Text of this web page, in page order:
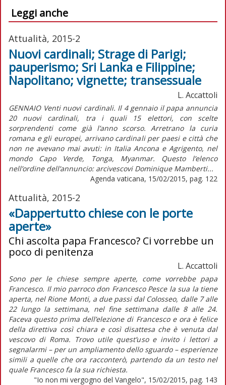
Leggi anche
Attualità, 2015-2
Nuovi cardinali; Strage di Parigi;
pauperismo; Sri Lanka e Filippine;
Napolitano; vignette; transessuale
L. Accattoli
GENNAIO Venti nuovi cardinali. Il 4 gennaio il papa annuncia
20 nuovi cardinali, tra i quali 15 elettori, con scelte
sorprendenti come già l’anno scorso. Arretrano la curia
romana e gli europei, arrivano cardinali per paesi e città che
non ne avevano mai avuti: in Italia Ancona e Agrigento, nel
mondo Capo Verde, Tonga, Myanmar. Questo l’elenco
nell’ordine dell’annuncio: arcivescovi Dominique Mamberti...
Agenda vaticana, 15/02/2015, pag. 122
Attualità, 2015-2
«Dappertutto chiese con le porte
aperte»
Chi ascolta papa Francesco? Ci vorrebbe un
poco di penitenza
L. Accattoli
Sono per le chiese sempre aperte, come vorrebbe papa
Francesco. Il mio parroco don Francesco Pesce la sua la tiene
aperta, nel Rione Monti, a due passi dal Colosseo, dalle 7 alle
22 lungo la settimana, nel fine settimana dalle 8 alle 24.
Faceva questo prima dell’elezione di Francesco e ora è felice
della direttiva così chiara e così disattesa che è venuta dal
vescovo di Roma. Trovo utile quest’uso e invito i lettori a
segnalarmi – per un ampliamento dello sguardo – esperienze
simili a quelle che ora racconterò, partendo da un testo nel
quale Francesco fa la sua richiesta.
"Io non mi vergogno del Vangelo", 15/02/2015, pag. 143